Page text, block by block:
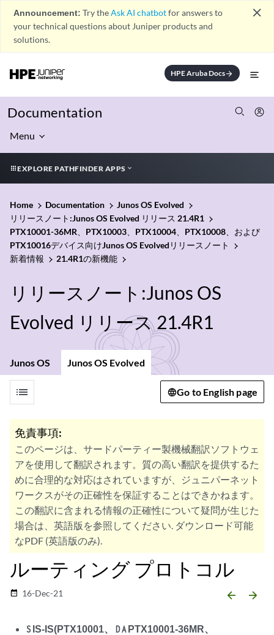
Announcement: Try theAsk AI chatbotfor answers to
your technical questions about Juniper products and
solutions.
close
HPE Aruba Docsarrow_forward
Documentation
Menu
EXPLORE PATHFINDER APPS
Home Documentation
Junos OS Evolved
リリースノート:Junos OS Evolved リリース 21.4R1
PTX10001-36MR、PTX10003、PTX10004、PTX10008、および
PTX10016デバイス向けJunos OS Evolvedリリースノート
新着情報
21.4R1の新機能
リリースノート:Junos OS
Evolved リリース 21.4R1
Junos OS Junos OS Evolved
list Go to English page
免責事項:
このページは、サードパーティー製機械翻訳ソフトウェ
アを使用して翻訳されます。質の高い翻訳を提供するた
めに合理的な対応はされていますが、ジュニパーネット
ワークスがその正確性を保証することはできかねます。
この翻訳に含まれる情報の正確性について疑問が生じた
場合は、英語版を参照してください. ダウンロード可能
なPDF (英語版のみ).
ルーティング プロトコル
date_range 16-Dec-21 arrow_backward arrow_forward
SIS-IS(PTX10001、DAPTX10001-36MR、